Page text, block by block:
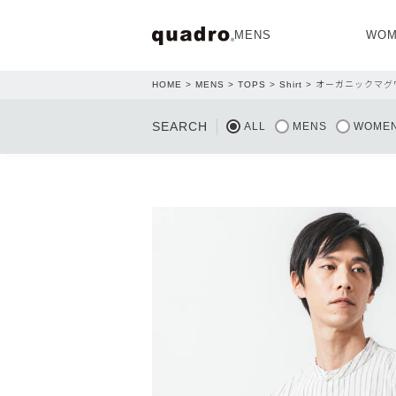
MENS
HOME MENS TOPS Shirt オーガニックマ
SEARCH ALL MENS